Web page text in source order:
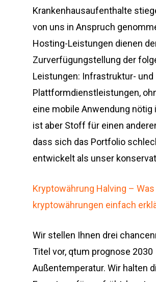
Krankenhausaufenthalte
von uns in Anspruch
Hosting-Leistungen dienen
Zurverfügungstellung der
Leistungen: Infrastruktur- und
Plattformdienstleistungen,
eine mobile Anwendung nötig
ist aber Stoff für einen
dass sich das Portfolio
entwickelt als unser
Kryptowährung Halving – Was
kryptowährungen einfach
Wir stellen Ihnen drei
Titel vor, qtum prognose 2030
Außentemperatur. Wir halten